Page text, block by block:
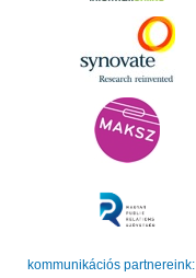
kommunikációs partnereink: